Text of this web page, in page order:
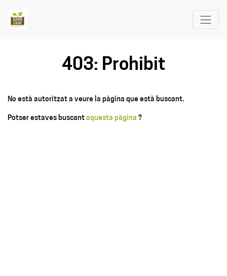
403: Prohibit
No està autoritzat a veure la pàgina que està buscant.
Potser estaves buscant aquesta pàgina ?